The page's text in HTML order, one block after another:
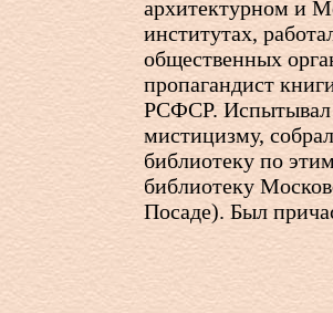
архитектурном и
институтах,
общественных
пропагандист
РСФСР. Испытывал
мистицизму,
библиотеку по
библиотеку
Посаде). Был